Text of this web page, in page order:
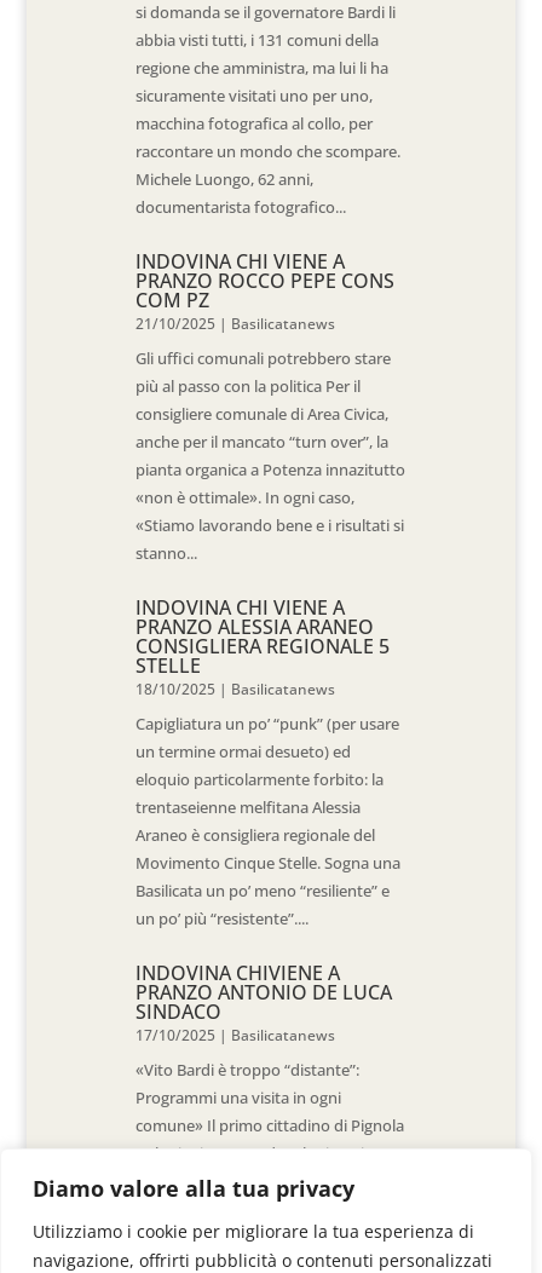
Diamo valore alla tua privacy
Utilizziamo i cookie per migliorare la tua esperienza di
navigazione, offrirti pubblicità o contenuti personalizzati
si domanda se il governatore Bardi li
abbia visti tutti, i 131 comuni della
regione che amministra, ma lui li ha
sicuramente visitati uno per uno,
macchina fotografica al collo, per
raccontare un mondo che scompare.
Michele Luongo, 62 anni,
documentarista fotografico...
INDOVINA CHI VIENE A
PRANZO ROCCO PEPE CONS
COM PZ
21/10/2025 | Basilicatanews
Gli uffici comunali potrebbero stare
più al passo con la politica Per il
consigliere comunale di Area Civica,
anche per il mancato “turn over”, la
pianta organica a Potenza innazitutto
«non è ottimale». In ogni caso,
«Stiamo lavorando bene e i risultati si
stanno...
INDOVINA CHI VIENE A
PRANZO ALESSIA ARANEO
CONSIGLIERA REGIONALE 5
STELLE
18/10/2025 | Basilicatanews
Capigliatura un po’ “punk” (per usare
un termine ormai desueto) ed
eloquio particolarmente forbito: la
trentaseienne melfitana Alessia
Araneo è consigliera regionale del
Movimento Cinque Stelle. Sogna una
Basilicata un po’ meno “resiliente” e
un po’ più “resistente”....
INDOVINA CHIVIENE A
PRANZO ANTONIO DE LUCA
SINDACO
17/10/2025 | Basilicatanews
«Vito Bardi è troppo “distante”:
Programmi una visita in ogni
comune» Il primo cittadino di Pignola
«L’ho invitato a vedere la situazione
al Pantano, ma non è venuto. La
sensazione è che -come sindaci-
siamo lasciati a noi stessi» di Walter
De Stradis In...